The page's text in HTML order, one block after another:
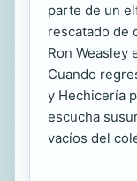
parte de un
rescatado de
Ron Weasley
Cuando
y Hechicería
escucha
vacíos del